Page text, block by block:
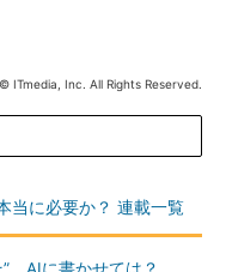
ITmedia, Inc. All Rights Reserved.
当に必要か？ 連載一覧